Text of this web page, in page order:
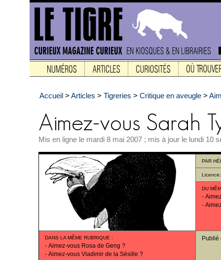
Accueil > Articles > Tigreries > Critique en aveugle >
Mis en ligne le mardi 8 mai 2007 ; mis à jour le lundi 10
PAR
DU
-
-
DANS LA MÊME RUBRIQUE :
- Aimez-vous Rosa de Geng ?
- Aimez-vous Vladimir de la Sésille ?